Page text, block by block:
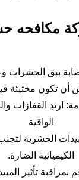
مكافحه
ببق الحشرات
أن تكون مختبئة
ارتدِ القفازات
الواقية
الحشرية
الكيميائية الضارة.
بمراقبة تأثير